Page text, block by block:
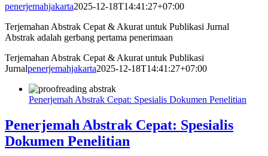
penerjemahjakarta2025-12-18T14:41:27+07:00
Terjemahan Abstrak Cepat & Akurat untuk Publikasi Jurnal
Abstrak adalah gerbang pertama penerimaan
Terjemahan Abstrak Cepat & Akurat untuk Publikasi
Jurnalpenerjemahjakarta2025-12-18T14:41:27+07:00
Penerjemah Abstrak Cepat: Spesialis Dokumen Penelitian
Penerjemah Abstrak Cepat: Spesialis
Dokumen Penelitian